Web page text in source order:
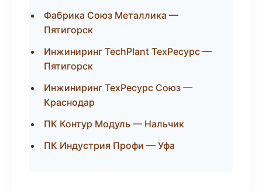
Фабрика Союз Металлика —
Пятигорск
Инжиниринг TechPlant ТехРесурс —
Пятигорск
Инжиниринг ТехРесурс Союз —
Краснодар
ПК Контур Модуль — Нальчик
ПК Индустрия Профи — Уфа